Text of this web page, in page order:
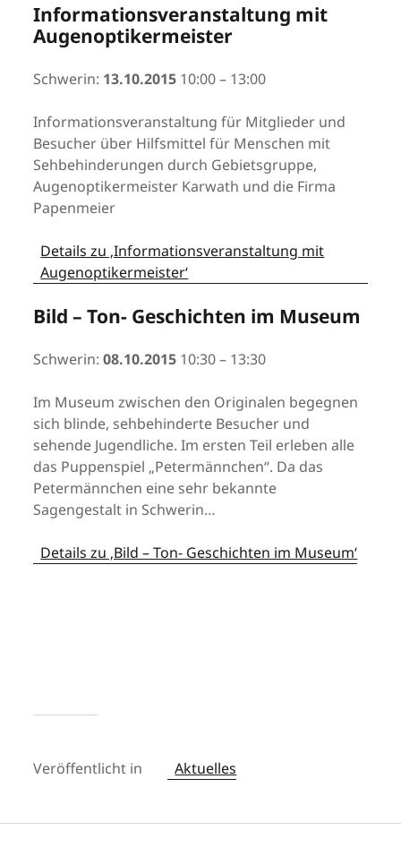
Informationsveranstaltung mit
Augenoptikermeister
Schwerin: 13.10.2015 10:00 – 13:00
Informationsveranstaltung für Mitglieder und
Besucher über Hilfsmittel für Menschen mit
Sehbehinderungen durch Gebietsgruppe,
Augenoptikermeister Karwath und die Firma
Papenmeier
Details zu ‚Informationsveranstaltung mit
Augenoptikermeister‘
Bild – Ton- Geschichten im Museum
Schwerin:08.10.2015 10:30 – 13:30
Im Museum zwischen den Originalen begegnen
sich blinde, sehbehinderte Besucher und
sehende Jugendliche. Im ersten Teil erleben alle
das Puppenspiel „Petermännchen“. Da das
Petermännchen eine sehr bekannte
Sagengestalt in Schwerin…
Details zu ‚Bild – Ton- Geschichten im Museum‘
Veröffentlicht in Aktuelles